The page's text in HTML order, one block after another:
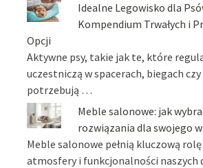
Idealne Legowisko dla
Kompendium Trwałych i
Opcji
Aktywne psy, takie jak te, które
uczestniczą w spacerach, biegach
potrzebują …
Meble salonowe: jak
rozwiązania dla swojego
Meble salonowe pełnią kluczową
atmosfery i funkcjonalności naszych